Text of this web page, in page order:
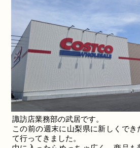
諏訪店業務部の武居です。
この前の週末に山梨県に新しくで
て行ってきました。